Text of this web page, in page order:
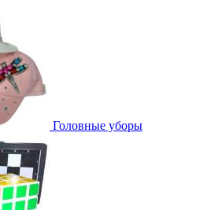
Головные уборы